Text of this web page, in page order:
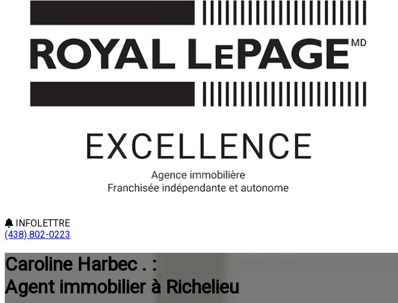
INFOLETTRE
(438) 802-0223
Caroline Harbec . :
Agent immobilier à Richelieu